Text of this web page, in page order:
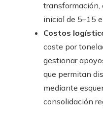
transformación,
inicial de 5–15
Costos
coste por
gestionar
que permitan
mediante
consolidación